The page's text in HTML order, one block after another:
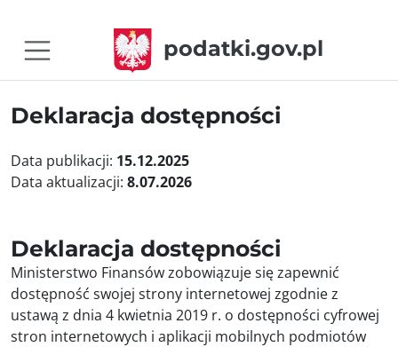
podatki.gov.pl
Deklaracja dostępności
Data publikacji: 15.12.2025
Data aktualizacji: 8.07.2026
Deklaracja dostępności
Ministerstwo Finansówzobowiązuje się zapewnić
dostępność swojej strony internetowej zgodnie z
ustawą z dnia 4 kwietnia 2019 r. o dostępności cyfrowej
stron internetowych i aplikacji mobilnych podmiotów